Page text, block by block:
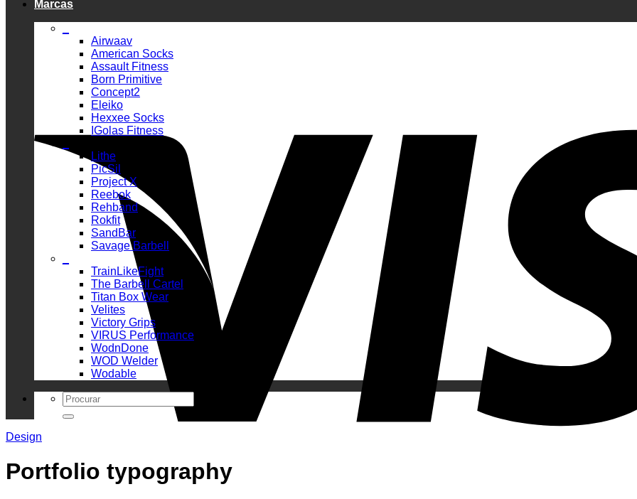
Marcas
Airwaav
American Socks
Assault Fitness
Born Primitive
Concept2
Eleiko
Hexxee Socks
IGolas Fitness
Lithe
PicSil
Project X
Reebok
Rehband
Rokfit
SandBar
Savage Barbell
TrainLikeFight
The Barbell Cartel
Titan Box Wear
Velites
Victory Grips
VIRUS Performance
WodnDone
WOD Welder
Wodable
Search
for:
Design
Portfolio typography